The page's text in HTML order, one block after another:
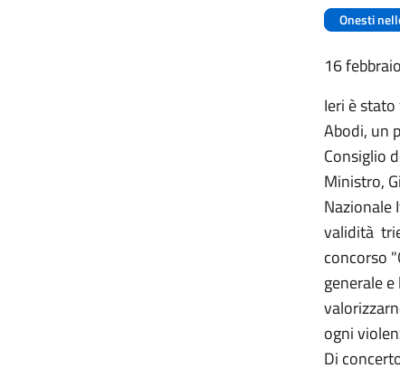
Onesti
16
Ieri è
Abodi, un
Consiglio
Ministro,
Nazionale
validità
concorso
generale
ogni
Di